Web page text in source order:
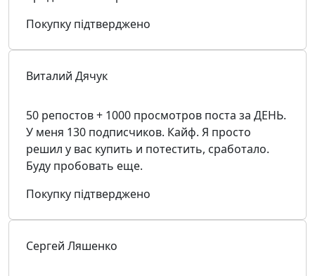
Покупку підтверджено
Виталий Дячук
50 репостов + 1000 просмотров поста за ДЕНЬ.
У меня 130 подписчиков. Кайф. Я просто
решил у вас купить и потестить, сработало.
Буду пробовать еще.
Покупку підтверджено
Сергей Ляшенко